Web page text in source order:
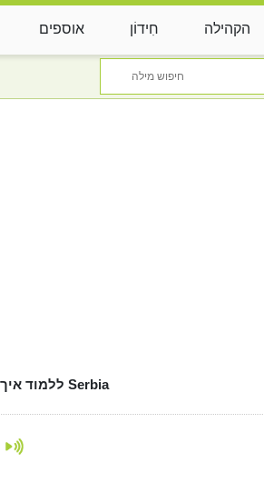
אוספים חִידוֹן הקהילה
ללמוד איך לבטא את Serbia